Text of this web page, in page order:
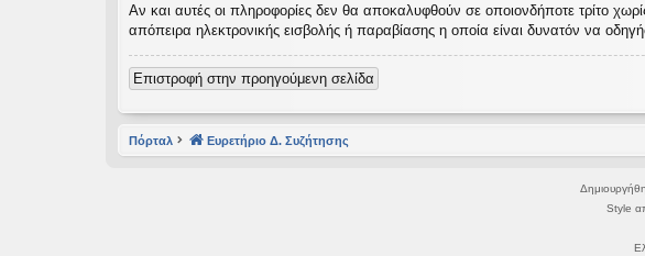
Αν και αυτές οι πληροφορίες δεν θα αποκαλυφθούν σε οποιονδήποτε τρίτο
απόπειρα ηλεκτρονικής εισβολής ή παραβίασης η οποία είναι δυνατόν να
Επιστροφή στην προηγούμενη σελίδα
Πόρταλ Ευρετήριο Δ. Συζήτησης
Style